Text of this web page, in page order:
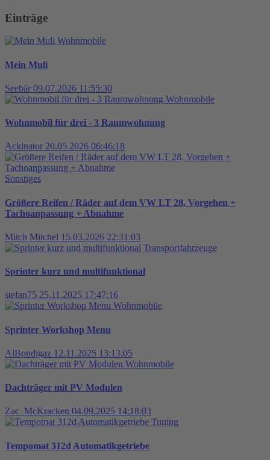
Einträge
Wohnmobile
Mein Muli
Seebär 09.07.2026 11:55:30
Wohnmobile
Wohnmobil für drei - 3 Raumwohnung
Ackinator 20.05.2026 06:46:18
Sonstiges
Größere Reifen / Räder auf dem VW LT 28, Vorgehen +
Tachoanpassung + Abnahme
Mitch Mitchel 15.03.2026 22:31:03
Transportfahrzeuge
Sprinter kurz und multifunktional
stefan75 25.11.2025 17:47:16
Wohnmobile
Sprinter Workshop Menu
AlBondigaz 12.11.2025 13:13:05
Wohnmobile
Dachträger mit PV Modulen
Zac_McKracken 04.09.2025 14:18:03
Tuning
Tempomat 312d Automatikgetriebe